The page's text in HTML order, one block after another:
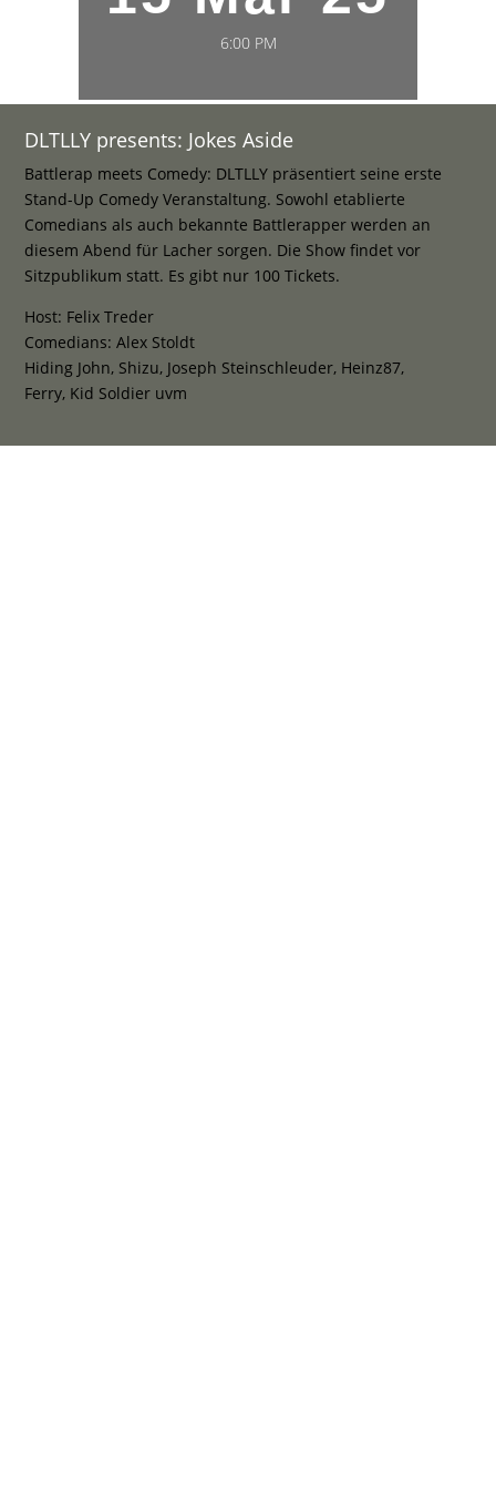
6:00 PM
DLTLLY presents: Jokes Aside
Battlerap meets Comedy: DLTLLY präsentiert seine erste
Stand-Up Comedy Veranstaltung. Sowohl etablierte
Comedians als auch bekannte Battlerapper werden an
diesem Abend für Lacher sorgen. Die Show findet vor
Sitzpublikum statt. Es gibt nur 100 Tickets.
Host: Felix Treder
Comedians: Alex Stoldt
Hiding John, Shizu, Joseph Steinschleuder, Heinz87,
Ferry, Kid Soldier uvm